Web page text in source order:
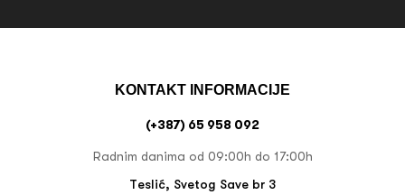
KONTAKT INFORMACIJE
(+387) 65 958 092
Radnim danima od 09:00h do 17:00h
Teslić, Svetog Save br 3